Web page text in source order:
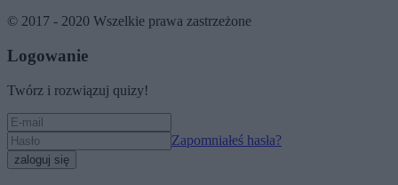
© 2017 - 2020 Wszelkie prawa zastrzeżone
Logowanie
Twórz i rozwiązuj quizy!
Zapomniałeś hasła?
zaloguj się